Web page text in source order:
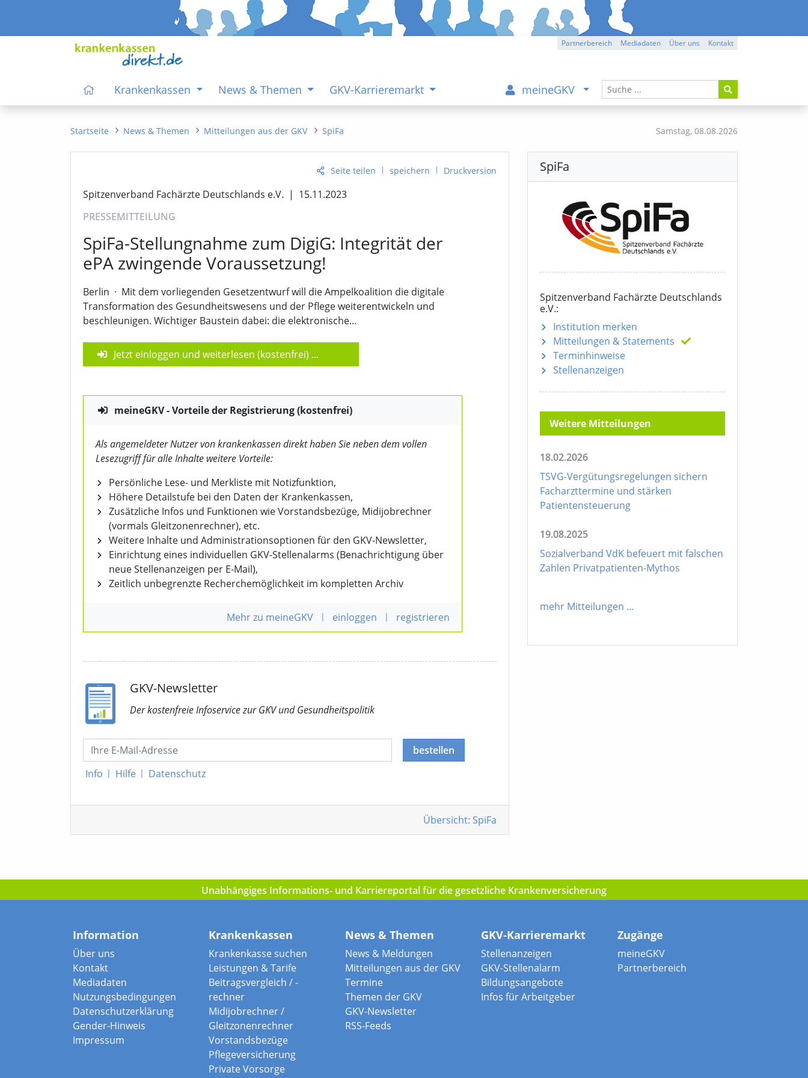
Partnerbereich Mediadaten Über uns Kontakt
Krankenkassen News & Themen GKV-Karrieremarkt meineGKV
Samstag, 08.08.2026
Startseite News & Themen Mitteilungen aus der GKV SpiFa
Seite teilen | speichern | Druckversion
Spitzenverband Fachärzte Deutschlands e.V. | 15.11.2023
PRESSEMITTEILUNG
SpiFa-Stellungnahme zum DigiG: Integrität der
ePA zwingende Voraussetzung!
Berlin · Mit dem vorliegenden Gesetzentwurf will die Ampelkoalition die digitale
Transformation des Gesundheitswesens und der Pflege weiterentwickeln und
beschleunigen. Wichtiger Baustein dabei: die elektronische...
Jetzt einloggen und weiterlesen (kostenfrei) ...
meineGKV - Vorteile der Registrierung (kostenfrei)
Als angemeldeter Nutzer von krankenkassen direkt haben Sie neben dem vollen
Lesezugriff für alle Inhalte weitere Vorteile:
Persönliche Lese- und Merkliste mit Notizfunktion,
Höhere Detailstufe bei den Daten der Krankenkassen,
Zusätzliche Infos und Funktionen wie Vorstandsbezüge, Midijobrechner
(vormals Gleitzonenrechner), etc.
Weitere Inhalte und Administrationsoptionen für den GKV-Newsletter,
Einrichtung eines individuellen GKV-Stellenalarms (Benachrichtigung über
neue Stellenanzeigen per E-Mail),
Zeitlich unbegrenzte Recherchemöglichkeit im kompletten Archiv
Mehr zu meineGKV | einloggen | registrieren
GKV-Newsletter
Der kostenfreie Infoservicezur GKVund Gesundheitspolitik
Info | Hilfe | Datenschutz
bestellen
Übersicht: SpiFa
SpiFa
Spitzenverband Fachärzte Deutschlands
e.V.:
Institution merken
Mitteilungen & Statements
Terminhinweise
Stellenanzeigen
Weitere Mitteilungen
18.02.2026
TSVG-Vergütungsregelungen sichern
Facharzttermine und stärken
Patientensteuerung
19.08.2025
Sozialverband VdK befeuert mit falschen
Zahlen Privatpatienten-Mythos
mehr Mitteilungen ...
Unabhängiges Informations- und Karriereportal für die gesetzliche Krankenversicherung
Information
Über uns
Kontakt
Mediadaten
Nutzungsbedingungen
Datenschutzerklärung
Gender-Hinweis
Impressum
Krankenkassen
Krankenkasse suchen
Leistungen & Tarife
Beitragsvergleich / -
rechner
Midijobrechner /
Gleitzonenrechner
Vorstandsbezüge
Pflegeversicherung
Private Vorsorge
News & Themen
News & Meldungen
Mitteilungen aus der GKV
Termine
Themen der GKV
GKV-Newsletter
RSS-Feeds
GKV-Karrieremarkt
Stellenanzeigen
GKV-Stellenalarm
Bildungsangebote
Infos für Arbeitgeber
Zugänge
meineGKV
Partnerbereich